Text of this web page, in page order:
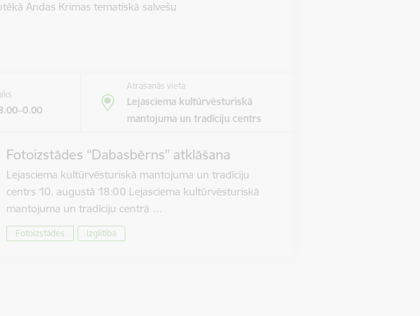
Andas Krimas tematiskā salvešu
Atrašanās vieta
Lejasciema kultūrvēsturiskā
mantojuma un tradīciju centrs
Fotoizstādes “Dabasbērns” atklāšana
Lejasciema kultūrvēsturiskā mantojuma un tradīciju
centrs 10. augustā 18:00 Lejasciema kultūrvēsturiskā
mantojuma un tradīciju centrā …
Fotoizstādes Izglītība